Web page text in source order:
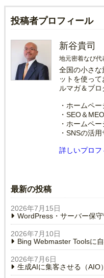
投稿者プロフィール
新谷貴司
地元密着なび代
全国の小さ
ットを使っ
ルマガ＆ブロ
・ホームペ
・SEO＆
・ホームペ
・SNSの活
詳しいプロフ
最新の投稿
2026年7月15日
WordPress・サーバー保
2026年7月10日
Bing Webmaster Toolsに
2026年7月6日
生成AIに集客させる（AIO